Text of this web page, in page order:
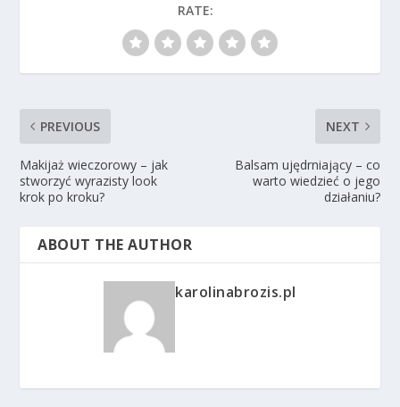
RATE:
PREVIOUS
Makijaż wieczorowy – jak
stworzyć wyrazisty look
krok po kroku?
NEXT
Balsam ujędrniający – co
warto wiedzieć o jego
działaniu?
ABOUT THE AUTHOR
karolinabrozis.pl